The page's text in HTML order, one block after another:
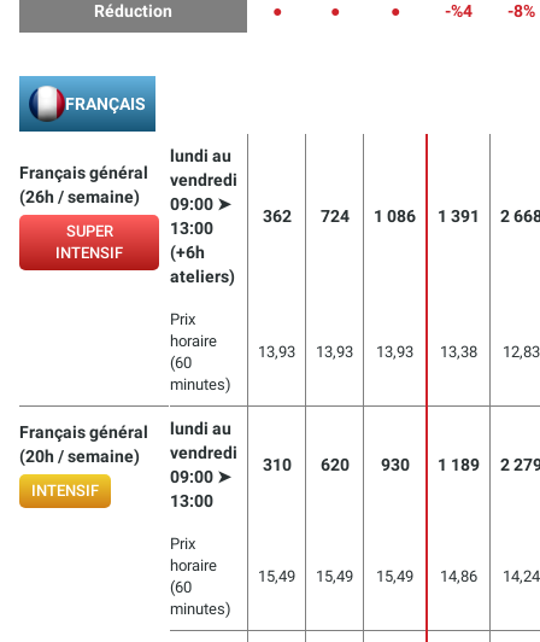
Réduction ● ● ● -%4 -8%
FRANÇAIS
Français général
(26h / semaine)
SUPER
INTENSIF
lundi au
vendredi
09:00 ➤
13:00
(+6h
ateliers)
362 724 1 086 1 391 2
Prix
horaire
(60
minutes)
13,93 13,93 13,93 13,38 12,83
Français général
(20h / semaine)
INTENSIF
lundi au
vendredi
09:00 ➤
13:00
310 620 930 1 189 2
Prix
horaire
(60
minutes)
15,49 15,49 15,49 14,86 14,24